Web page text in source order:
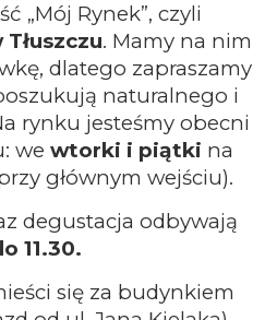
„Mój Rynek”, czyli
Tłuszczu. Mamy na nim
dlatego zapraszamy
naturalnego i
rynku jesteśmy obecni
we wtorki i piątki na
głównym wejściu).
degustacja odbywają
11.30.
się za budynkiem